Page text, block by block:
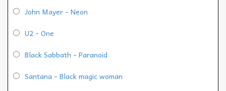
John Mayer - Neon
U2 - One
Black Sabbath - Paranoid
Santana - Black magic woman